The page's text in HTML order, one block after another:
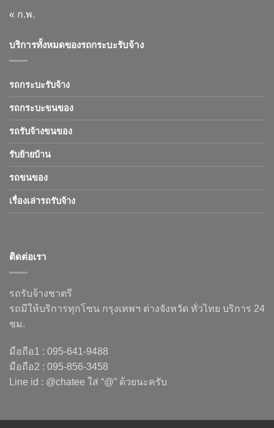
« ก.พ.
บริการทั้งหมดของรถกระบะรับจ้าง
รถกระบะรับจ้าง
รถกระบะขนของ
รถรับจ้างขนของ
รับย้ายบ้าน
รถขนของ
เรื่องเล่ารถรับจ้าง
ติดต่อเรา
รถรับจ้างชาตรี
รถมีให้บริการทุกโซน กรุงเทพฯ ต่างจังหวัด ทั่วไทย บริการ 24
ชม.
มือถือ1 : 095-641-9488
มือถือ2 : 095-856-3458
Line id : @chatee ใส่ “@” ด้วยนะครับ